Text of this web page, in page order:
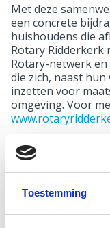
Toestemming
Met deze
een concrete
huishoudens die
Rotary Ridderkerk
Rotary-netwerk
die zich, naast
inzetten voor
omgeving. Voor